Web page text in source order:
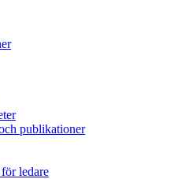
publikationer
ledare